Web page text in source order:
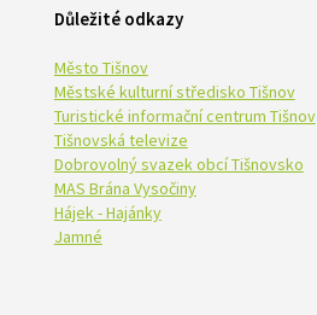
Důležité odkazy
Město Tišnov
Městské kulturní středisko Tišnov
Turistické informační centrum Tišnov
Tišnovská televize
Dobrovolný svazek obcí Tišnovsko
MAS Brána Vysočiny
Hájek - Hajánky
Jamné